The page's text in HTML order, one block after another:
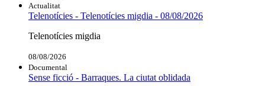
Actualitat
Telenotícies - Telenotícies migdia - 08/08/2026
Telenotícies migdia
08/08/2026
Documental
Sense ficció - Barraques. La ciutat oblidada